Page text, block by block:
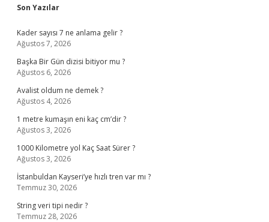
Sidebar
Son Yazılar
Kader sayısı 7 ne anlama gelir ?
Ağustos 7, 2026
Başka Bir Gün dizisi bitiyor mu ?
Ağustos 6, 2026
Avalist oldum ne demek ?
Ağustos 4, 2026
1 metre kumaşın eni kaç cm’dir ?
Ağustos 3, 2026
1000 Kilometre yol Kaç Saat Sürer ?
Ağustos 3, 2026
İstanbuldan Kayseri’ye hızlı tren var mı ?
Temmuz 30, 2026
String veri tipi nedir ?
Temmuz 28, 2026